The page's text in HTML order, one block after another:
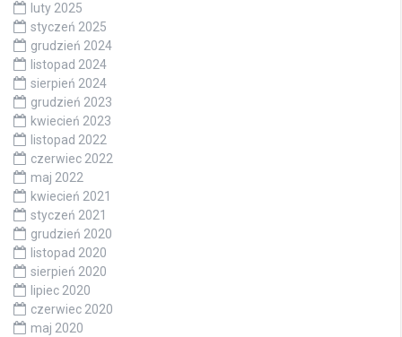
luty 2025
styczeń 2025
grudzień 2024
listopad 2024
sierpień 2024
grudzień 2023
kwiecień 2023
listopad 2022
czerwiec 2022
maj 2022
kwiecień 2021
styczeń 2021
grudzień 2020
listopad 2020
sierpień 2020
lipiec 2020
czerwiec 2020
maj 2020